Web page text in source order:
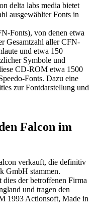
delta labs media bietet
ausgewählter Fonts in
Fonts), von denen etwa
Gesamtzahl aller CFN-
und etwa 150
Symbole und
CD-ROM etwa 1500
Fonts. Dazu eine
zur Fontdarstellung und
Falcon im
verkauft, die definitiv
GmbH stammen.
der betroffenen Firma
und tragen den
1993 Actionsoft, Made in